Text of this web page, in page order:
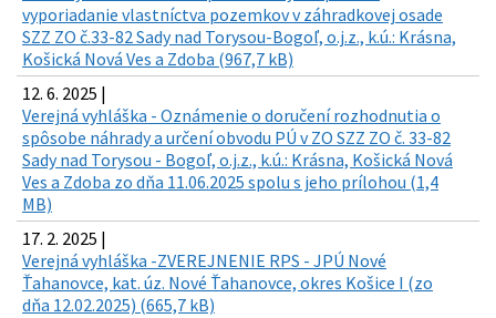
vyporiadanie vlastníctva pozemkov v záhradkovej osade
SZZ ZO č.33-82 Sady nad Torysou-Bogoľ, o.j.z., k.ú.: Krásna,
Košická Nová Ves a Zdoba (967,7 kB)
12. 6. 2025 |
Verejná vyhláška - Oznámenie o doručení rozhodnutia o
spôsobe náhrady a určení obvodu PÚ v ZO SZZ ZO č. 33-82
Sady nad Torysou - Bogoľ, o.j.z., k.ú.: Krásna, Košická Nová
Ves a Zdoba zo dňa 11.06.2025 spolu s jeho prílohou (1,4
MB)
17. 2. 2025 |
Verejná vyhláška -ZVEREJNENIE RPS - JPÚ Nové
Ťahanovce, kat. úz. Nové Ťahanovce, okres Košice I (zo
dňa 12.02.2025) (665,7 kB)